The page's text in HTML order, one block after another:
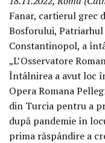
Fanar, cartierul grec
Bosforului,
Constantinopol, a
„L’Osservatore
Întâlnirea a avut loc
Opera Romana
din Turcia pentru a
după pandemie în
prima răspândire a